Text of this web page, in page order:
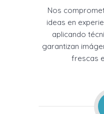
Nos
ideas en
aplicando
garantizan
frescas